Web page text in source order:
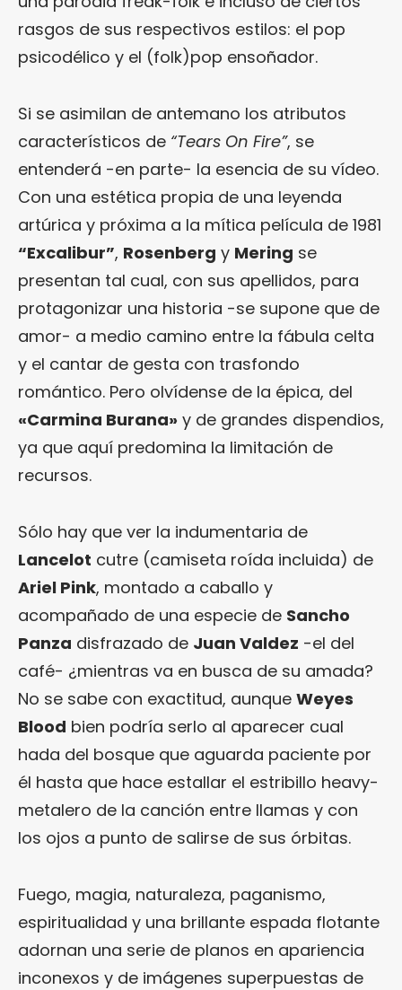
rasgos de sus respectivos estilos: el pop
psicodélico y el (folk)pop ensoñador.
Si se asimilan de antemano los atributos
característicos de “Tears On Fire”, se
entenderá -en parte- la esencia de su vídeo.
Con una estética propia de una leyenda
artúrica y próxima a la mítica película de 1981
“Excalibur”, Rosenberg y Mering se
presentan tal cual, con sus apellidos, para
protagonizar una historia -se supone que de
amor- a medio camino entre la fábula celta
y el cantar de gesta con trasfondo
romántico. Pero olvídense de la épica, del
«Carmina Burana» y de grandes dispendios,
ya que aquí predomina la limitación de
recursos.
Sólo hay que ver la indumentaria de
Lancelot cutre (camiseta roída incluida) de
Ariel Pink, montado a caballo y
acompañado de una especie de Sancho
Panza disfrazado de Juan Valdez -el del
café- ¿mientras va en busca de su amada?
No se sabe con exactitud, aunque Weyes
Blood bien podría serlo al aparecer cual
hada del bosque que aguarda paciente por
él hasta que hace estallar el estribillo heavy-
metalero de la canción entre llamas y con
los ojos a punto de salirse de sus órbitas.
Fuego, magia, naturaleza, paganismo,
espiritualidad y una brillante espada flotante
adornan una serie de planos en apariencia
inconexos y de imágenes superpuestas de